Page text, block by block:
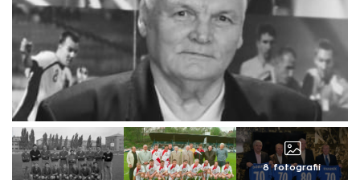
8 fotografií